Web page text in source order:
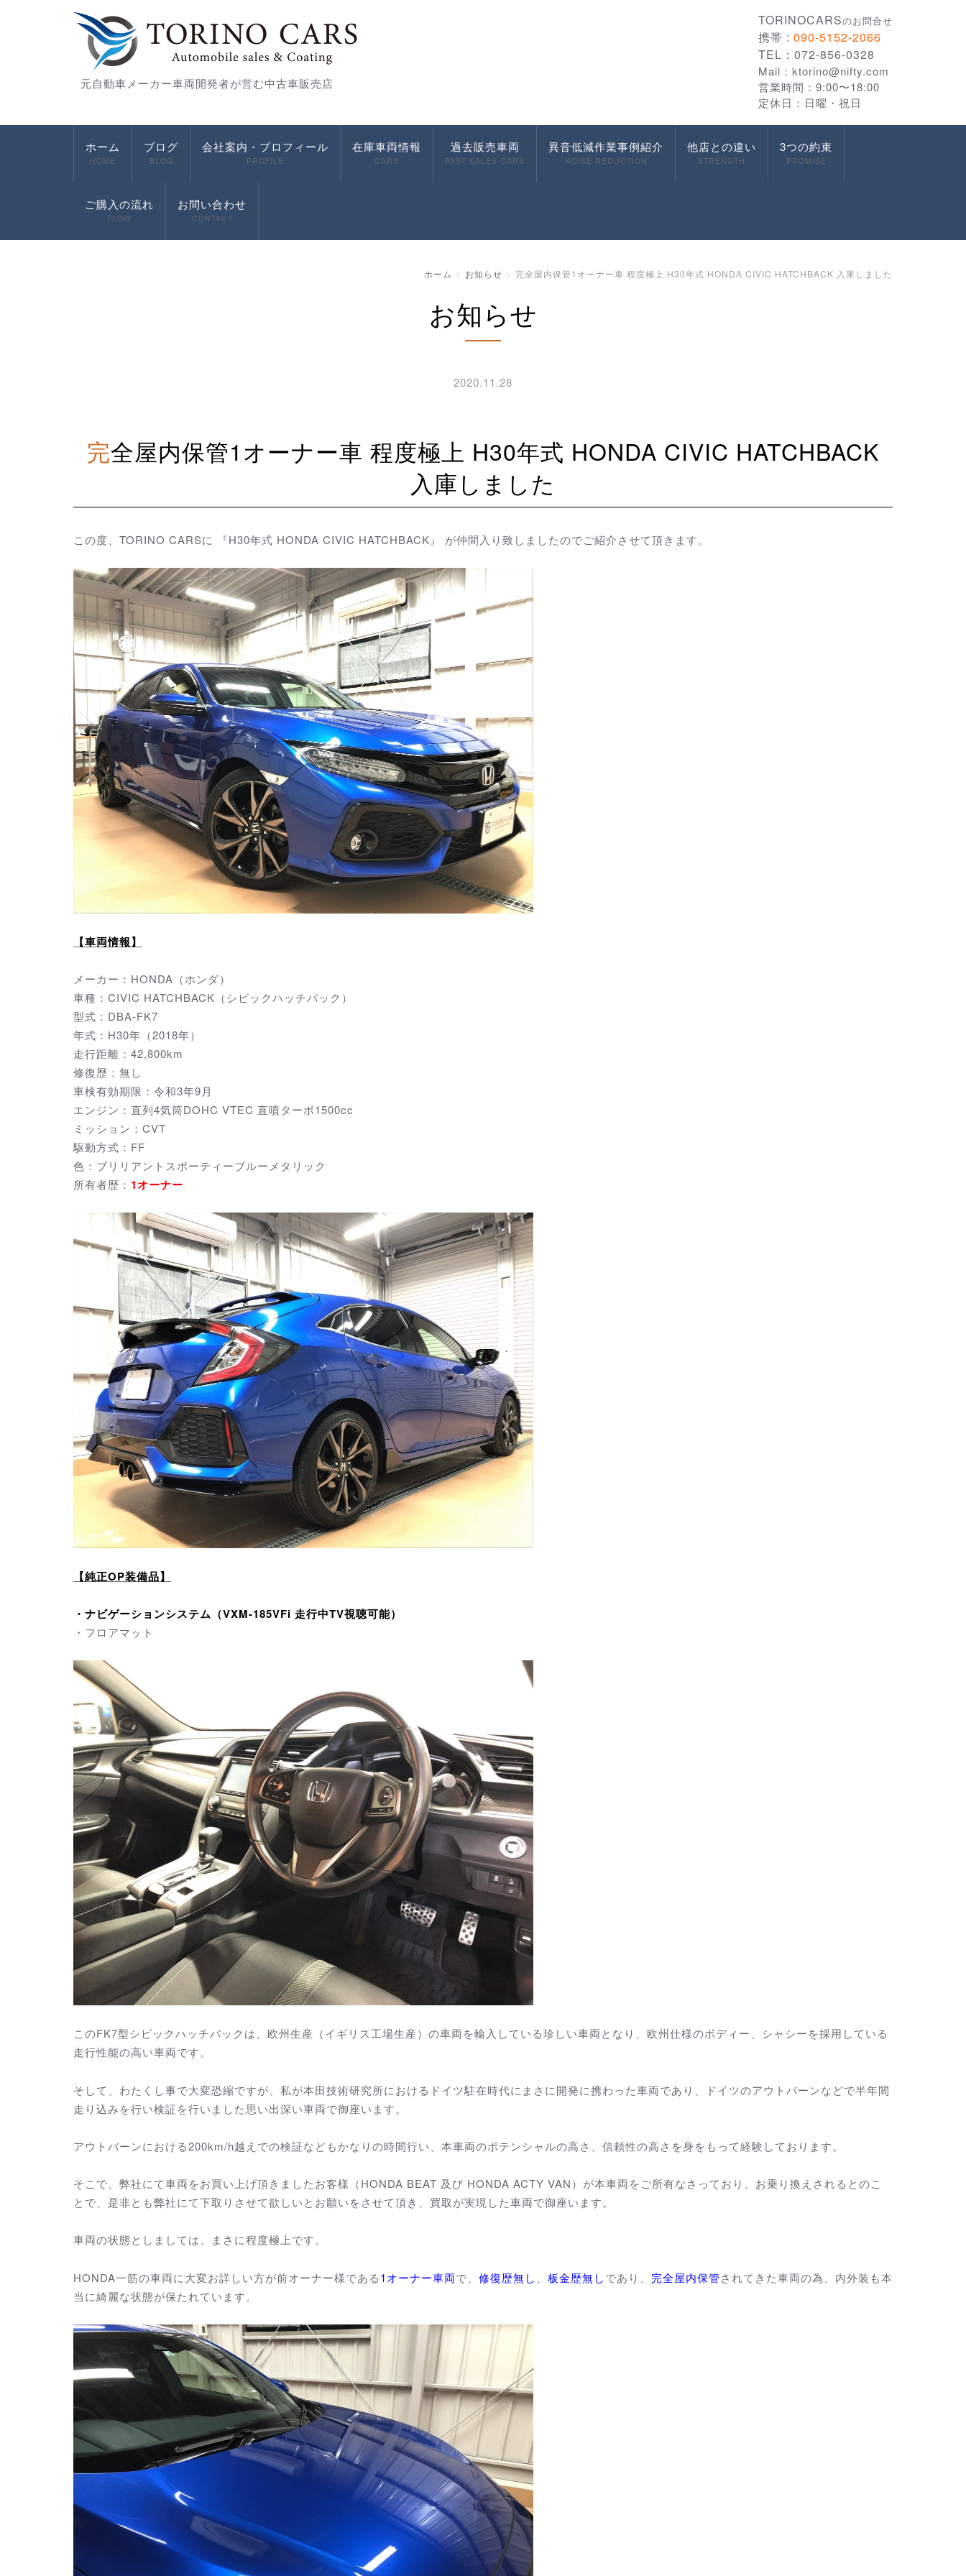
元自動車メーカー車両開発者が営む中古車販売店
TORINOCARSのお問合せ
携帯 : 090-5152-2066
TEL：072-856-0328
Mail： ktorino@nifty.com
営業時間：9:00〜18:00
定休日：日曜・祝日
ホーム
HOME
ブログ
BLOG
会社案内・プロフィール
PROFILE
在庫車両情報
CARS
過去販売車両
PAST SALES CARS
異音低減作業事例紹介
NOISE REDUCTION
他店との違い
STRENGTH
3つの約束
PROMISE
ご購入の流れ
FLOW
お問い合わせ
CONTACT
ホーム お知らせ 完全屋内保管1オーナー車 程度極上 H30年式 HONDA CIVIC HATCHBACK 入庫しました
お知らせ
2020.11.28
完全屋内保管1オーナー車 程度極上 H30年式 HONDA CIVIC HATCHBACK
入庫しました
この度、TORINO CARSに 『H30年式 HONDA CIVIC HATCHBACK』 が仲間入り致しましたのでご紹介させて頂きます。
【車両情報】
メーカー：HONDA（ホンダ）
車種：CIVIC HATCHBACK（シビックハッチバック）
型式：DBA-FK7
年式：H30年（2018年）
走行距離：42,800km
修復歴：無し
車検有効期限：令和3年9月
エンジン：直列4気筒DOHC VTEC 直噴ターボ1500cc
ミッション：CVT
駆動方式：FF
色：ブリリアントスポーティーブルーメタリック
所有者歴： 1オーナー
【純正OP装備品】
・ナビゲーションシステム（VXM-185VFi 走行中TV視聴可能）
・フロアマット
このFK7型シビックハッチバックは、欧州生産（イギリス工場生産）の車両を輸入している珍しい車両となり、欧州仕様のボディー、シャシーを採用している
走行性能の高い車両です。
そして、わたくし事で大変恐縮ですが、私が本田技術研究所におけるドイツ駐在時代にまさに開発に携わった車両であり、ドイツのアウトバーンなどで半年間
走り込みを行い検証を行いました思い出深い車両で御座います。
アウトバーンにおける200km/h越えでの検証などもかなりの時間行い、本車両のポテンシャルの高さ、信頼性の高さを身をもって経験しております。
そこで、弊社にて車両をお買い上げ頂きましたお客様（HONDA BEAT 及び HONDA ACTY VAN）が本車両をご所有なさっており、お乗り換えされるとのこ
とで、是非とも弊社にて下取りさせて欲しいとお願いをさせて頂き、買取が実現した車両で御座います。
車両の状態としましては、まさに程度極上です。
HONDA一筋の車両に大変お詳しい方が前オーナー様である1オーナー車両で、 修復歴無し 板金歴無しであり、 完全屋内保管されてきた車両の為、内外装も本
当に綺麗な状態が保たれています。